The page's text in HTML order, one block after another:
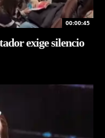
00:00:45
exige silencio